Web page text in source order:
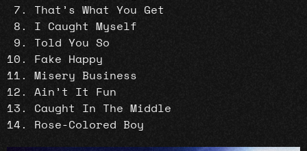
That’s What You Get
I Caught Myself
Told You So
Fake Happy
Misery Business
Ain’t It Fun
Caught In The Middle
Rose-Colored Boy